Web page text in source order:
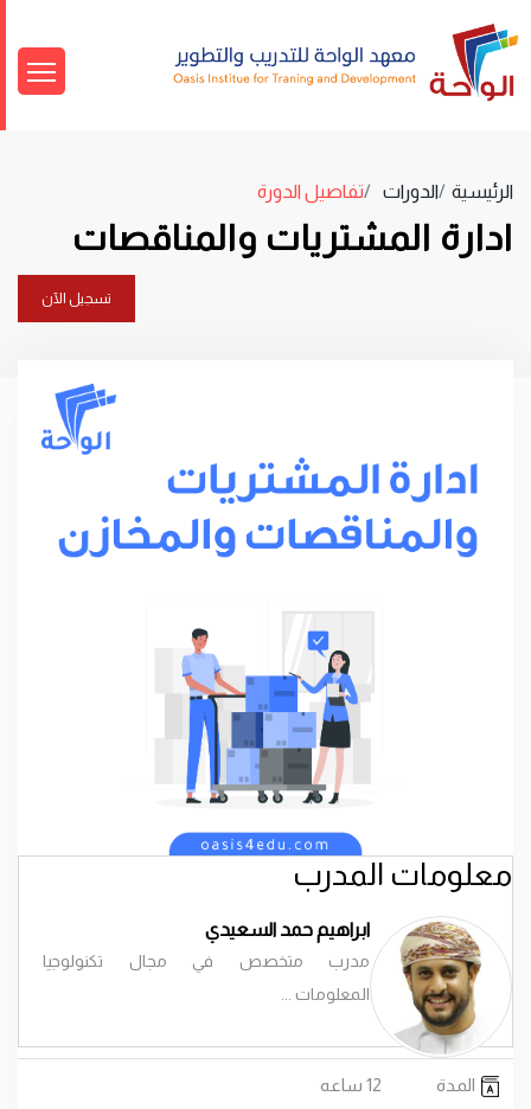
الرئيسية الدورات تفاصيل الدورة
ادارة المشتريات والمناقصات
تسجيل الآن
معلومات المدرب
ابراهيم حمد السعيدي
مدرب متخصص في مجال تكنولوجيا
المعلومات ...
المدة
12 ساعه